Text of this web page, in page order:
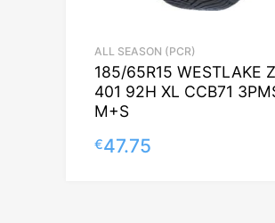
ALL SEASON (PCR)
185/65R15 WESTLAKE
401 92H XL CCB71
M+S
€47.75